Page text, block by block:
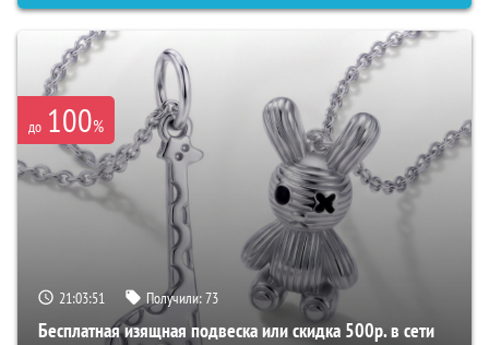
до 100%
21:03:50 Получили:73
Бесплатная изящная подвеска или скидка 500р. в сети